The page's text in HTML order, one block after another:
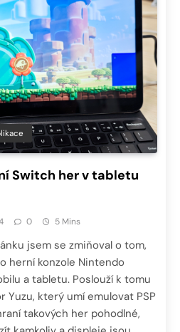
Switch her v tabletu
0 5 Mins
jsem se zmiňoval o tom,
herní konzole Nintendo
a tabletu. Poslouží k tomu
Yuzu, který umí emulovat PSP
takových her pohodlné,